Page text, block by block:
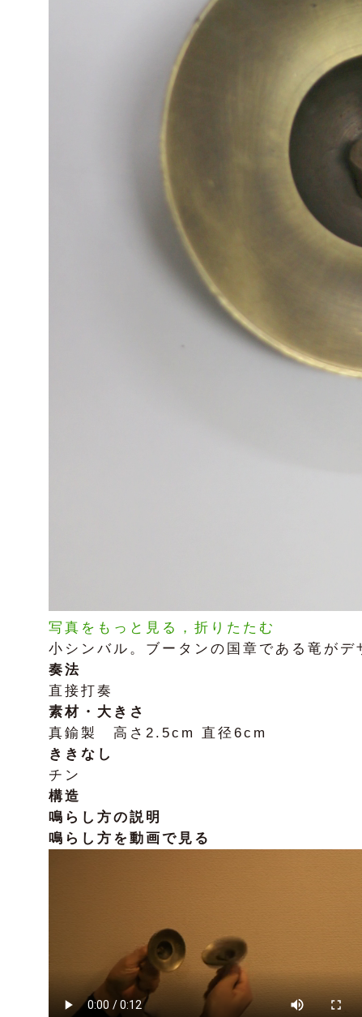
写真をもっと見る，折りたたむ
小シンバル。ブータンの国章である竜がデ
奏法
直接打奏
素材・大きさ
真鍮製 高さ2.5cm 直径6cm
ききなし
チン
構造
鳴らし方の説明
鳴らし方を動画で見る